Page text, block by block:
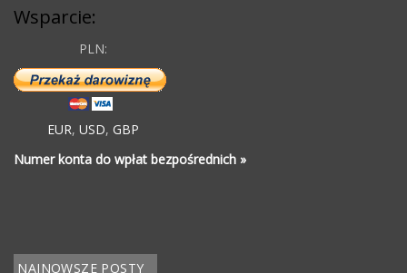
Wsparcie:
PLN:
EUR, USD, GBP
Numer konta do wpłat bezpośrednich »
NAJNOWSZE POSTY